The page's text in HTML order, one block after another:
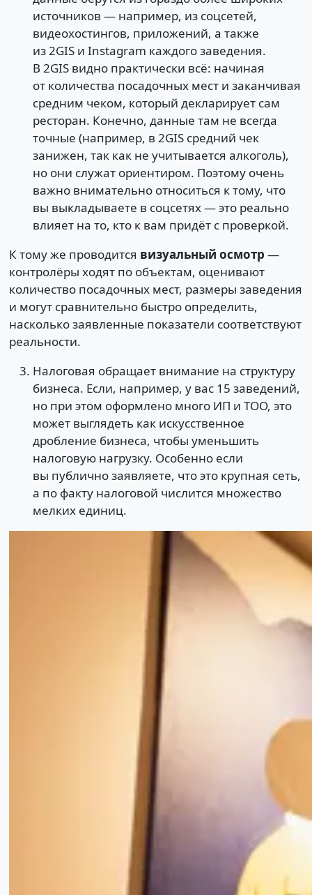
источников — например, из соцсетей,
видеохостингов, приложений, а также
из 2GIS и Instagram каждого заведения.
В 2GIS видно практически всё: начиная
от количества посадочных мест и заканчивая
средним чеком, который декларирует сам
ресторан. Конечно, данные там не всегда
точные (например, в 2GIS средний чек
занижен, так как не учитывается алкоголь),
но они служат ориентиром. Поэтому очень
важно внимательно относиться к тому, что
вы выкладываете в соцсетях — это реально
влияет на то, кто к вам придёт с проверкой.
К тому же проводится визуальный осмотр —
контролёры ходят по объектам, оценивают
количество посадочных мест, размеры заведения
и могут сравнительно быстро определить,
насколько заявленные показатели соответствуют
реальности.
Налоговая обращает внимание на структуру
бизнеса. Если, например, у вас 15 заведений,
но при этом оформлено много ИП и ТОО, это
может выглядеть как искусственное
дробление бизнеса, чтобы уменьшить
налоговую нагрузку. Особенно если
вы публично заявляете, что это крупная сеть,
а по факту налоговой числится множество
мелких единиц.